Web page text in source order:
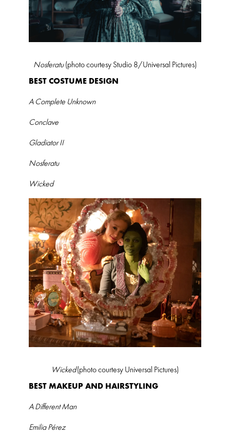
Nosferatu(photo courtesy Studio 8/Universal Pictures)
BEST COSTUME DESIGN
A Complete Unknown
Conclave
Gladiator II
Nosferatu
Wicked
Wicked(photo courtesy Universal Pictures)
BEST MAKEUP AND HAIRSTYLING
A Different Man
Emilia Pérez